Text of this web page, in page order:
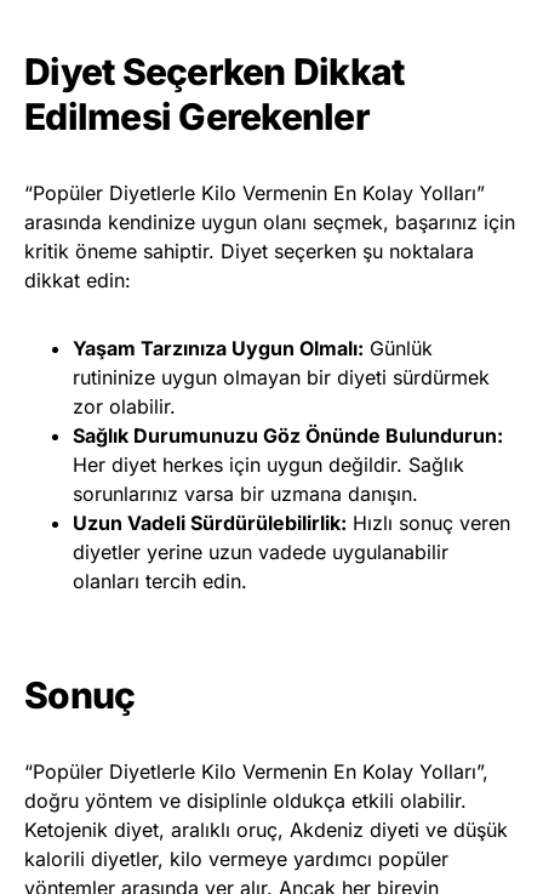
Diyet Seçerken Dikkat
Edilmesi Gerekenler
“Popüler Diyetlerle Kilo Vermenin En Kolay Yolları”
arasında kendinize uygun olanı seçmek, başarınız için
kritik öneme sahiptir. Diyet seçerken şu noktalara
dikkat edin:
Yaşam Tarzınıza Uygun Olmalı: Günlük
rutininize uygun olmayan bir diyeti sürdürmek
zor olabilir.
Sağlık Durumunuzu Göz Önünde Bulundurun:
Her diyet herkes için uygun değildir. Sağlık
sorunlarınız varsa bir uzmana danışın.
Uzun Vadeli Sürdürülebilirlik: Hızlı sonuç veren
diyetler yerine uzun vadede uygulanabilir
olanları tercih edin.
Sonuç
“Popüler Diyetlerle Kilo Vermenin En Kolay Yolları”,
doğru yöntem ve disiplinle oldukça etkili olabilir.
Ketojenik diyet, aralıklı oruç, Akdeniz diyeti ve düşük
kalorili diyetler, kilo vermeye yardımcı popüler
yöntemler arasında yer alır. Ancak her bireyin